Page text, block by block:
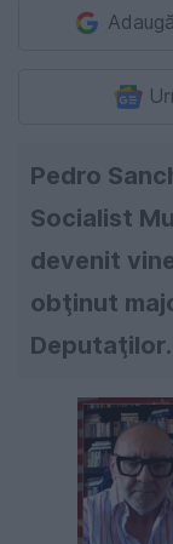
Pedro
Socialist
devenit
obţinut
Deputaţilor.